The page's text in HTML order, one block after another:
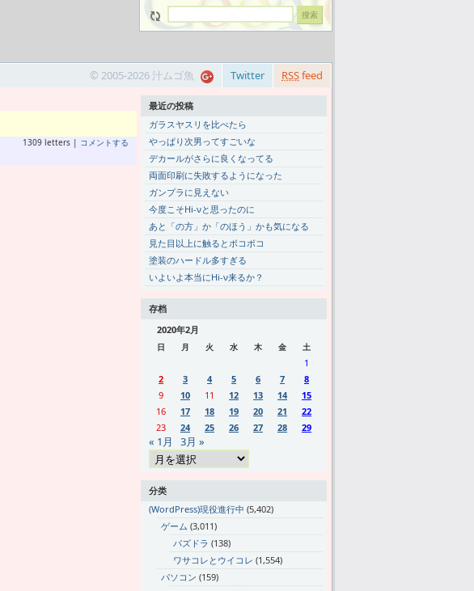
RSSfeed
Twitter
© 2005-2026 汁ムゴ魚
1309 letters | コメントする
最近の投稿
ガラスヤスリを比べたら
やっぱり次男ってすごいな
デカールがさらに良くなってる
両面印刷に失敗するようになった
ガンプラに見えない
今度こそHi-νと思ったのに
あと「の方」か「のほう」かも気になる
見た目以上に触るとボコボコ
塗装のハードル多すぎる
いよいよ本当にHi-ν来るか？
存档
2020年2月
日 月 火 水 木 金 土
1
2
3 4 5 6 7
8
9
10 11 12 13 14
15
16
17 18 19 20 21
22
23
24 25 26 27 28 29
« 1月 3月 »
分类
(WordPress)現役進行中 (5,402)
ゲーム (3,011)
パズドラ (138)
ワサコレとウイコレ (1,554)
パソコン (159)